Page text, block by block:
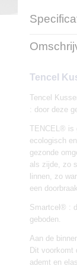
Productcode
EAN code
Afmetingen
Tencel
Tencel
: door deze
TENCEL® is
ecologisch
gezonde
als zijde, zo
linnen, zo
een
Smartcel® :
geboden.
Aan de
Dit voorkomt
ademt en